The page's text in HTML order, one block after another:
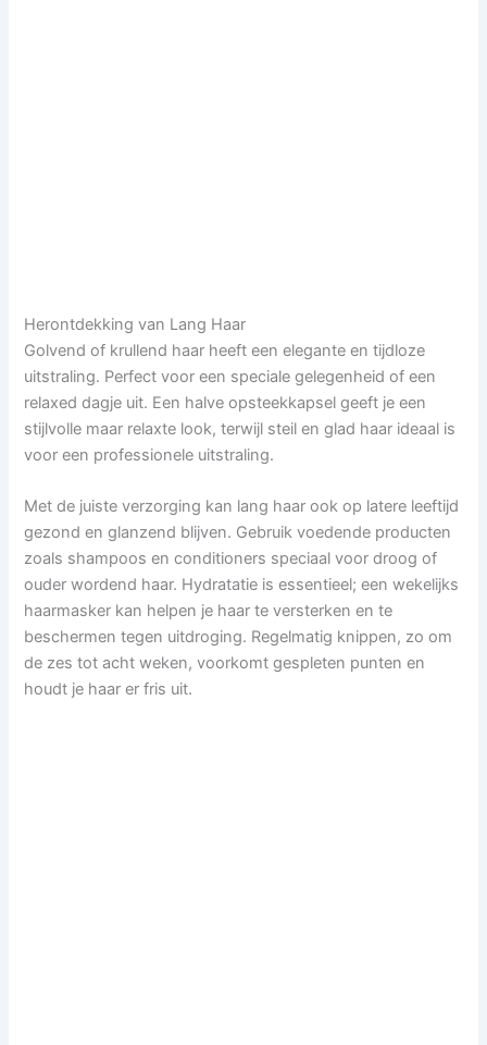
Herontdekking van Lang Haar
Golvend of krullend haar heeft een elegante en tijdloze
uitstraling. Perfect voor een speciale gelegenheid of een
relaxed dagje uit. Een halve opsteekkapsel geeft je een
stijlvolle maar relaxte look, terwijl steil en glad haar ideaal is
voor een professionele uitstraling.
Met de juiste verzorging kan lang haar ook op latere leeftijd
gezond en glanzend blijven. Gebruik voedende producten
zoals shampoos en conditioners speciaal voor droog of
ouder wordend haar. Hydratatie is essentieel; een wekelijks
haarmasker kan helpen je haar te versterken en te
beschermen tegen uitdroging. Regelmatig knippen, zo om
de zes tot acht weken, voorkomt gespleten punten en
houdt je haar er fris uit.